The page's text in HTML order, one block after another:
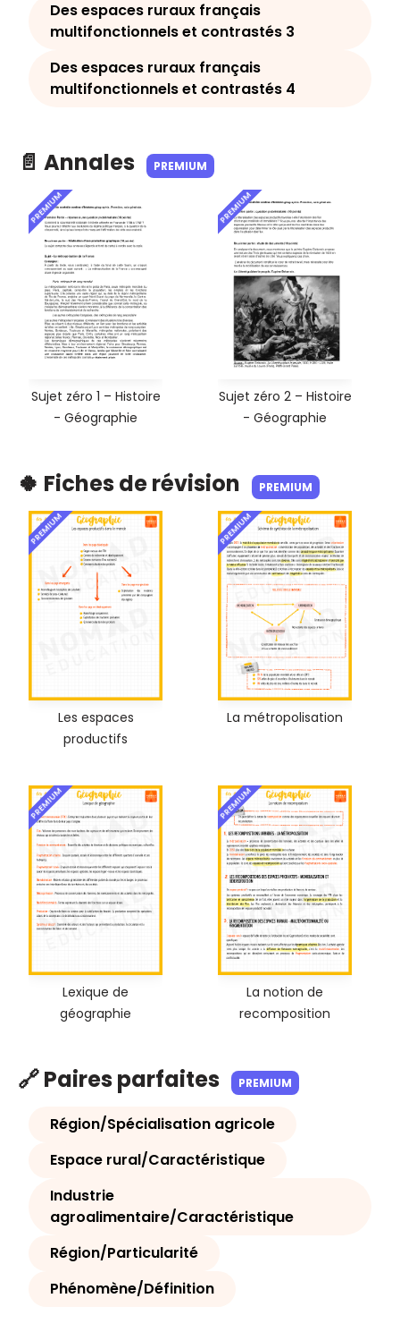
Des espaces ruraux français
multifonctionnels et contrastés 3
Des espaces ruraux français
multifonctionnels et contrastés 4
📄 Annales PREMIUM
PREMIUM
Sujet zéro 1 – Histoire
- Géographie
PREMIUM
Sujet zéro 2 – Histoire
- Géographie
🍀 Fiches de révision PREMIUM
PREMIUM
Les espaces
productifs
PREMIUM
La métropolisation
PREMIUM
Lexique de
géographie
PREMIUM
La notion de
recomposition
🔗 Paires parfaites PREMIUM
Région/Spécialisation agricole
Espace rural/Caractéristique
Industrie
agroalimentaire/Caractéristique
Région/Particularité
Phénomène/Définition